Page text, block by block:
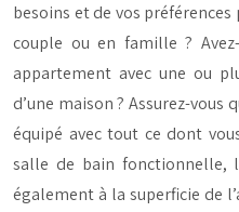
besoins et de vos
couple ou en famille ?
appartement avec une ou
d’une maison ? Assurez-
équipé avec tout ce dont
salle de bain fonctionnelle,
également à la superficie de